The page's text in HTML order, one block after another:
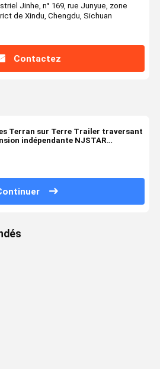
Jinhe, n° 169, rue Junyue, zone
de Xindu, Chengdu, Sichuan
Contactez
Terran sur Terre Trailer traversant
indépendante NJSTAR